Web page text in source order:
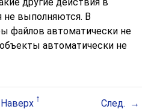
другие действия в
не выполняются. В
файлов автоматически не
автоматически не
Наверх
След.